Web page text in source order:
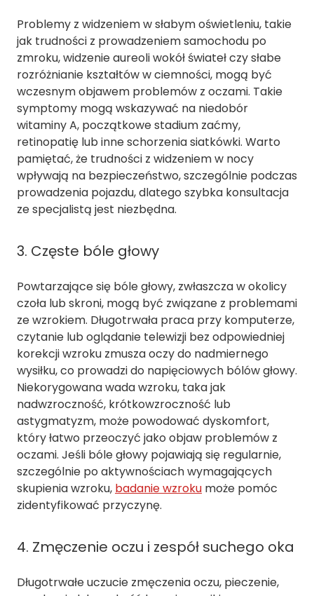
Problemy z widzeniem w słabym oświetleniu, takie
jak trudności z prowadzeniem samochodu po
zmroku, widzenie aureoli wokół świateł czy słabe
rozróżnianie kształtów w ciemności, mogą być
wczesnym objawem problemów z oczami. Takie
symptomy mogą wskazywać na niedobór
witaminy A, początkowe stadium zaćmy,
retinopatię lub inne schorzenia siatkówki. Warto
pamiętać, że trudności z widzeniem w nocy
wpływają na bezpieczeństwo, szczególnie podczas
prowadzenia pojazdu, dlatego szybka konsultacja
ze specjalistą jest niezbędna.
3. Częste bóle głowy
Powtarzające się bóle głowy, zwłaszcza w okolicy
czoła lub skroni, mogą być związane z problemami
ze wzrokiem. Długotrwała praca przy komputerze,
czytanie lub oglądanie telewizji bez odpowiedniej
korekcji wzroku zmusza oczy do nadmiernego
wysiłku, co prowadzi do napięciowych bólów głowy.
Niekorygowana wada wzroku, taka jak
nadwzroczność, krótkowzroczność lub
astygmatyzm, może powodować dyskomfort,
który łatwo przeoczyć jako objaw problemów z
oczami. Jeśli bóle głowy pojawiają się regularnie,
szczególnie po aktywnościach wymagających
skupienia wzroku, badanie wzroku może pomóc
zidentyfikować przyczynę.
4. Zmęczenie oczu i zespół suchego oka
Długotrwałe uczucie zmęczenia oczu, pieczenie,